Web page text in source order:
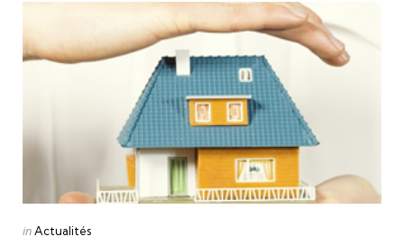
Categories
Posted
inActualités